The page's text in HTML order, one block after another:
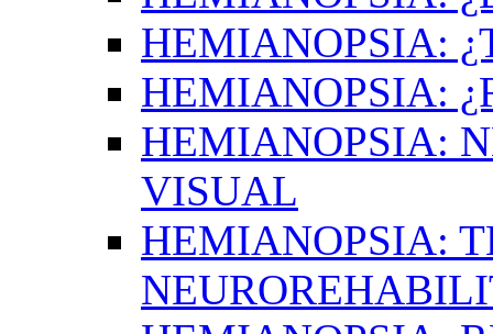
HEMIANOPSIA:
HEMIANOPSIA:
HEMIANOPSIA:
VISUAL
HEMIANOPSIA: